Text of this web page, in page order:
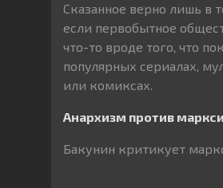
Сказанное верно лишь в
если первобытное
что-то вроде того, что
популярных сериалах,
или комиксах.
Анархизм против
Бакунин критикует